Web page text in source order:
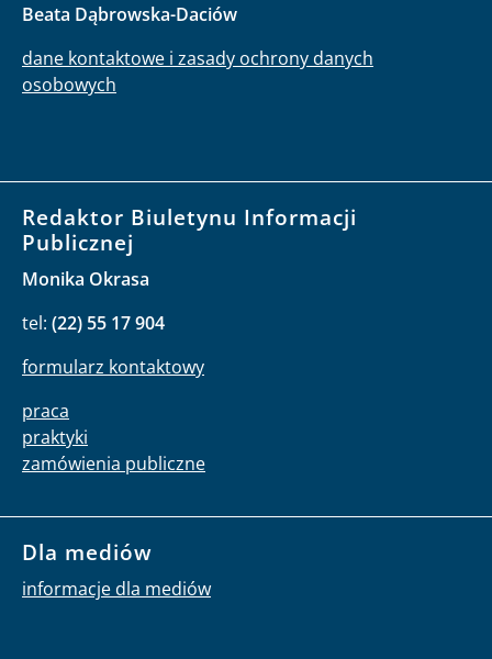
Beata Dąbrowska-Daciów
dane kontaktowe i zasady ochrony danych
osobowych
Redaktor Biuletynu Informacji
Publicznej
Monika Okrasa
tel: (22) 55 17 904
formularz kontaktowy
praca
praktyki
zamówienia publiczne
Dla mediów
informacje dla mediów